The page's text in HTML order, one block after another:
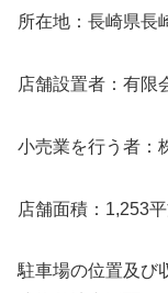
所在地：長崎県長
店舗設置者：有限
小売業を行う者：
店舗面積：1,253
駐車場の位置及び